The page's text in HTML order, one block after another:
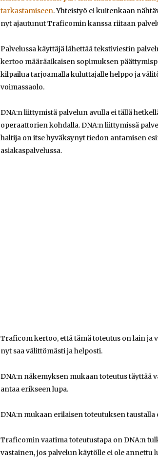
tarkastamiseen. Yhteistyö ei kuitenkaan
nyt ajautunut Traficomin kanssa riitaan
Palvelussa käyttäjä lähettää tekstiviestin
kertoo määräaikaisen sopimuksen
kilpailua tarjoamalla kuluttajalle helppo ja
voimassaolo.
DNA:n liittymistä palvelun avulla ei tällä
operaattorien kohdalla. DNA:n liittymissä
haltija on itse hyväksynyt tiedon antamisen
asiakaspalvelussa.
Traficom kertoo, että tämä toteutus on lain ja
nyt saa välittömästi ja helposti.
DNA:n näkemyksen mukaan toteutus täyttää
antaa erikseen lupa.
DNA:n mukaan erilaisen toteutuksen
Traficomin vaatima toteutustapa on DNA:n
vastainen, jos palvelun käytölle ei ole annettu